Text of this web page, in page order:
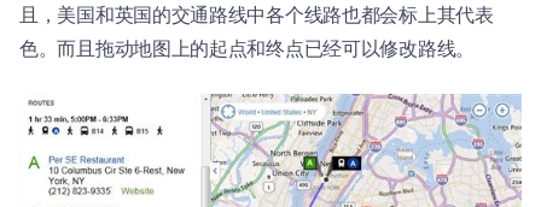
且，美国和英国的交通路线中各个线路也都会标上其代表
色。而且拖动地图上的起点和终点已经可以修改路线。